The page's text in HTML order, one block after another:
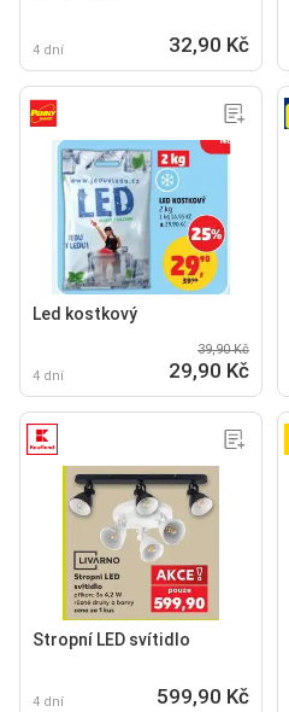
4 dní 32,90 Kč
Led kostkový
4 dní
39,90 Kč
29,90 Kč
Stropní LED svítidlo
4 dní 599,90 Kč